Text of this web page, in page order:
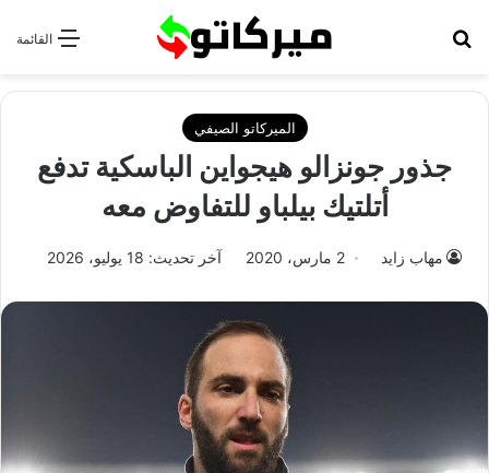
القائمة
الميركاتو الصيفي
جذور جونزالو هيجواين الباسكية تدفع
أتلتيك بيلباو للتفاوض معه
مهاب زايد 2 مارس، 2020 آخر تحديث: 18 يوليو، 2026